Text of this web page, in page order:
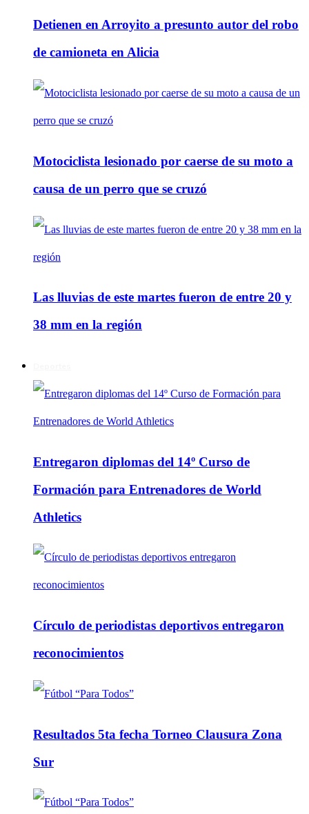
Detienen en Arroyito a presunto autor del robo
de camioneta en Alicia
Motociclista lesionado por caerse de su moto a
causa de un perro que se cruzó
Las lluvias de este martes fueron de entre 20 y
38 mm en la región
Entregaron diplomas del 14º Curso de
Formación para Entrenadores de World
Athletics
Círculo de periodistas deportivos entregaron
reconocimientos
Resultados 5ta fecha Torneo Clausura Zona
Sur